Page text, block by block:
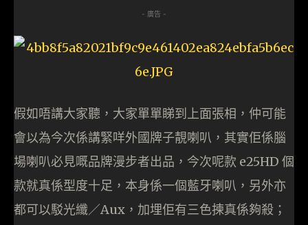
- 廣告 -
假如唔講大家聽，大家單單睇到上面張相，仲可能
會以為今次係講緊咩外國牌子靚喇叭，其實佢係腦
場喇叭必見嘅品牌漫步者出品，今次呢款 e25HD 個
款就真係型度十足，本身係一個藍牙喇叭，另外亦
都可以駁光纖／Aux，加埋佢有三色揀真係夠殺；